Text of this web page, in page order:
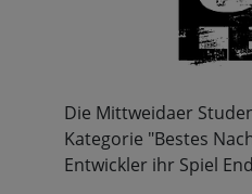
Die Mittweidaer
Kategorie "Bestes
Entwickler ihr Spiel